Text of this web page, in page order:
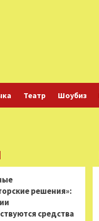
Театр Шоубиз
решения»:
средства